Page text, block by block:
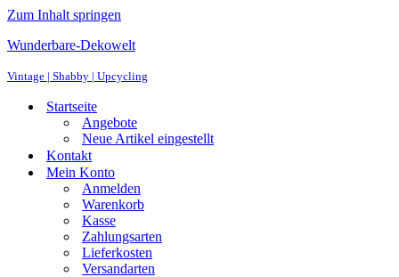
Zum Inhalt springen
Wunderbare-Dekowelt
Vintage | Shabby | Upcycling
Startseite
Angebote
Neue Artikel eingestellt
Kontakt
Mein Konto
Anmelden
Warenkorb
Kasse
Zahlungsarten
Lieferkosten
Versandarten